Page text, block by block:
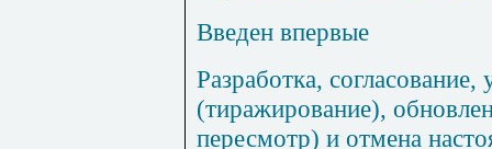
Введен впервые
Разработка,
(тиражирование),
пересмотр) и отмена